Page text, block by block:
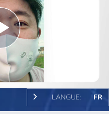
Play
Video
LANGUE: FR